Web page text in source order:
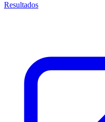
Resultados